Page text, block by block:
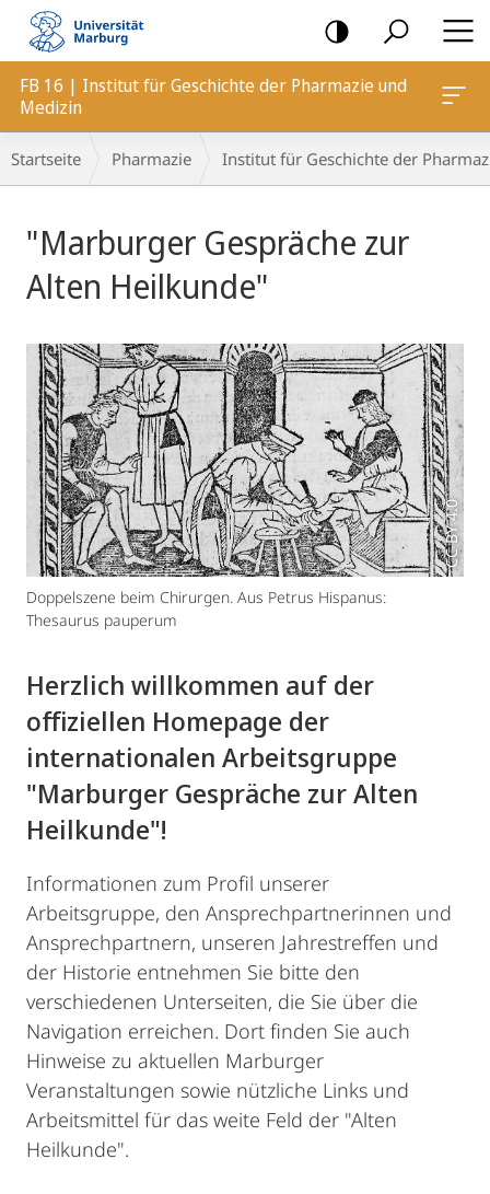
Mobile-
Navigation
FB 16 | Institut für Geschichte der Pharmazie und
Medizin
Breadcrumb-
Navigation
Startseite Pharmazie Institut für Geschichte der
"Marburger Gespräche zur
Alten Heilkunde"
CC BY 4.0
Doppelszene beim Chirurgen. Aus Petrus Hispanus:
Thesaurus pauperum
Herzlich willkommen auf der
offiziellen Homepage der
internationalen Arbeitsgruppe
"Marburger Gespräche zur Alten
Heilkunde"!
Informationen zum Profil unserer
Arbeitsgruppe, den Ansprechpartnerinnen und
Ansprechpartnern, unseren Jahrestreffen und
der Historie entnehmen Sie bitte den
verschiedenen Unterseiten, die Sie über die
Navigation erreichen. Dort finden Sie auch
Hinweise zu aktuellen Marburger
Veranstaltungen sowie nützliche Links und
Arbeitsmittel für das weite Feld der "Alten
Heilkunde".